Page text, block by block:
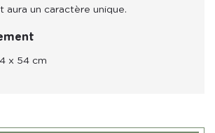
aura un caractère unique.
x 54 cm